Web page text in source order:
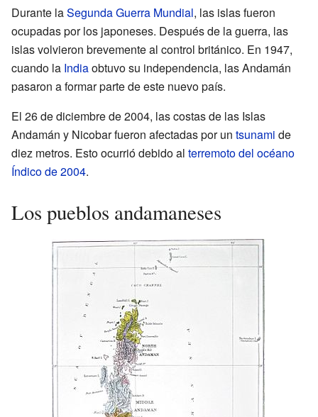
Durante laSegunda Guerra Mundial, las islas fueron
ocupadas por los japoneses. Después de la guerra, las
islas volvieron brevemente al control británico. En 1947,
cuando la Indiaobtuvo su independencia, las Andamán
pasaron a formar parte de este nuevo país.
El 26 de diciembre de 2004, las costas de las Islas
Andamán y Nicobar fueron afectadas por un tsunami de
diez metros. Esto ocurrió debido al terremoto del océano
Índico de 2004.
Los pueblos andamaneses